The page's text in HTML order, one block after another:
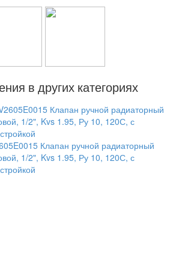
в других категориях
Клапан ручной радиаторный
1/2", Kvs 1.95, Ру 10, 120С, с